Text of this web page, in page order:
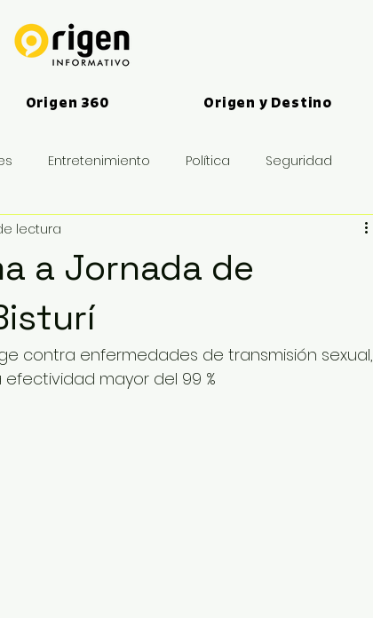
Origen 360 Origen y Destino
Entretenimiento Política Seguridad
a Jornada de
lectura
contra enfermedades de transmisión sexual,
mayor del 99 %